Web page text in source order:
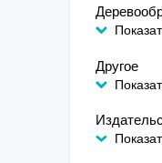
Другое